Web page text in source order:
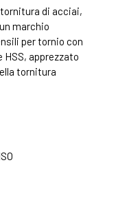
di acciai,
marchio
per tornio con
apprezzato
tornitura